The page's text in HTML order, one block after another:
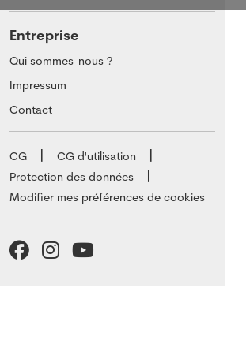
Entreprise
Qui sommes-nous ?
Impressum
Contact
CG
CG d'utilisation
Protection des données
Modifier mes préférences de cookies